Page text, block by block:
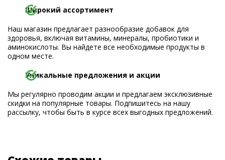
Широкий ассортимент
Наш магазин предлагает разнообразие добавок для
здоровья, включая витамины, минералы, пробиотики и
аминокислоты. Вы найдете все необходимые продукты в
одном месте.
Уникальные предложения и акции
Мы регулярно проводим акции и предлагаем эксклюзивные
скидки на популярные товары. Подпишитесь на нашу
рассылку, чтобы быть в курсе всех выгодных предложений.